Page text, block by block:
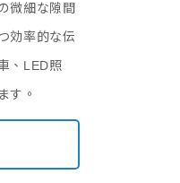
微細な隙間
効率的な伝
、LED照
す。